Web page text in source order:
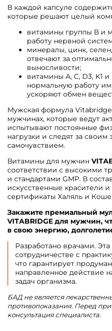
В каждой капсуле
которые решают целый
витамины группы В и
работу нервной
минералы, цинк,
отвечают за
выносливости;
витамины А, С, D3, K1
нормальную работу
ускоряют обмен
Мужская формула Vitabridge
мужчинах, которые ведут
испытывают постоянные
нагрузки и следят за
самочувствием.
Витамины для мужчин
соответствии с высокими
и стандартами GMP. В
искусственные красители
сертификаты Халяль и
Закажите премиальный
VITABRIDGE для мужчин,
в свою энергию,
Разработано врачами.
сотрудничестве с
что гарантирует
направленное действие
задач организма.
БАД не является
противопоказания. Перед
консультация специалиста.